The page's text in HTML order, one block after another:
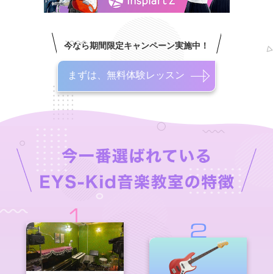
今なら期間限定キャンペーン実施中！
まずは、無料体験レッスン
1
2